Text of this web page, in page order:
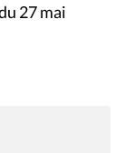
27 mai